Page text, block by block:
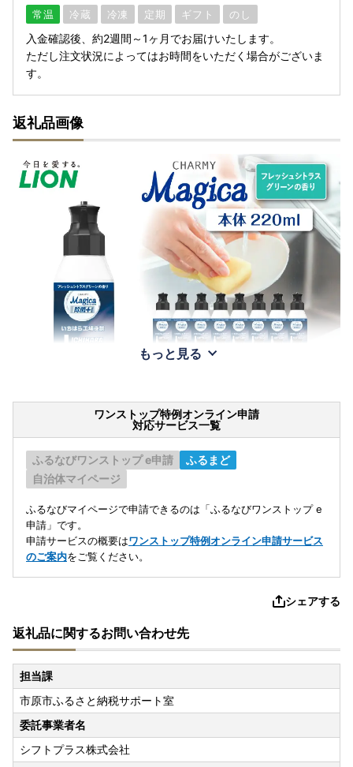
常温 冷蔵 冷凍 定期 ギフト のし
入金確認後、約2週間～1ヶ月でお届けいたします。
ただし注文状況によってはお時間をいただく場合がございま
す。
返礼品画像
もっと見る
ワンストップ特例オンライン申請
対応サービス一覧
ふるなびワンストップ e申請
ふるまど
自治体マイページ
ふるなびマイページで申請できるのは「ふるなびワンストップ e
申請」です。
申請サービスの概要はワンストップ特例オンライン申請サービス
のご案内をご覧ください。
シェアする
返礼品に関するお問い合わせ先
担当課
市原市ふるさと納税サポート室
委託事業者名
シフトプラス株式会社